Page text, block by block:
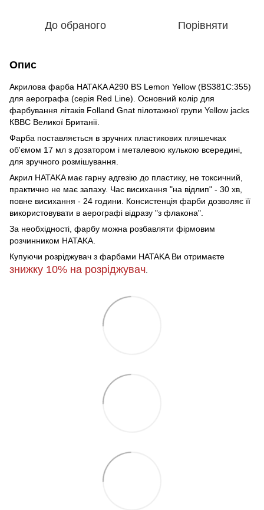
До обраного Порівняти
Опис
Акрилова фарба HATAKA A290 BS Lemon Yellow (BS381C:355)
для аерографа (серія Red Line). Основний колір для
фарбування літаків Folland Gnat пілотажної групи Yellow jacks
КВВС Великої Британії.
Фарба поставляється в зручних пластикових пляшечках
об'ємом 17 мл з дозатором і металевою кулькою всередині,
для зручного розмішування.
Акрил HATAKA має гарну адгезію до пластику, не токсичний,
практично не має запаху. Час висихання "на відлип" - 30 хв,
повне висихання - 24 години. Консистенція фарби дозволяє її
використовувати в аерографі відразу "з флакона".
За необхідності, фарбу можна розбавляти фірмовим
розчинником HATAKA.
Купуючи розріджувач з фарбами HATAKA Ви отримаєте
знижку 10% на розріджувач